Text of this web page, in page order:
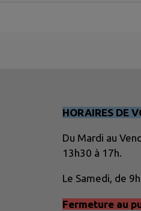
HORAIRES DE
Du Mardi au
13h30 à 17h.
Le Samedi, de
Fermeture au